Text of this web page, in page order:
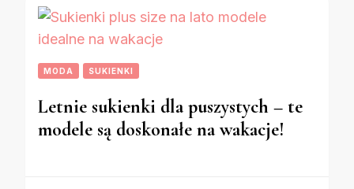
MODA SUKIENKI
Letnie sukienki dla puszystych – te
modele są doskonałe na wakacje!